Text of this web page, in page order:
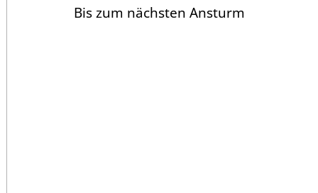
Bis zum nächsten Ansturm